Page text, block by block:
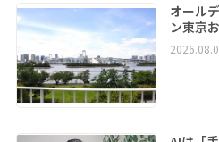
オール
ン東京